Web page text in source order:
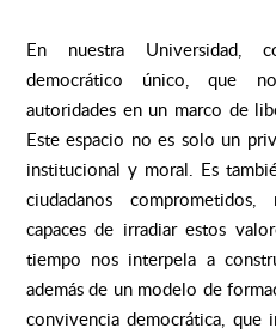
En nuestra Universidad,
democrático único, que
autoridades en un marco de
Este espacio no es solo un
institucional y moral. Es
ciudadanos comprometidos,
capaces de irradiar estos
tiempo nos interpela a
además de un modelo de
convivencia democrática, que